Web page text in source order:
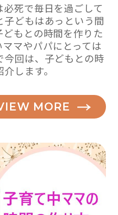
死で毎日を過ごして
どもはあっという間
もとの時間を作りた
マやパパにとっては
回は、子どもとの時
します。
MORE